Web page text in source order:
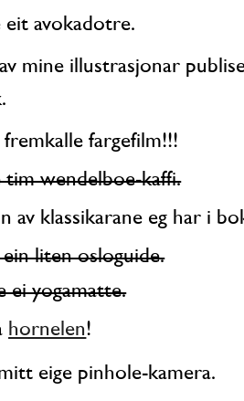
eit avokadotre.
fremkalle fargefilm!!!
tim wendelboe-kaffi.
av klassikarane eg har i
ein liten osloguide.
ei yogamatte.
hornelen!
mitt eige pinhole-kamera.